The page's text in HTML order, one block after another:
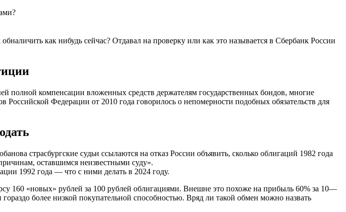
как нибудь сейчас? Отдавал на проверку или как это называется в Сбербанк России
полной компенсации вложенных средств держателям государственных бондов, многие
Федерации от 2010 года говорилось о непомерности подобных обязательств для
страсбургские судьи ссылаются на отказ России объявить, сколько облигаций 1982 года
оставшимся неизвестными суду».
1992 года — что с ними делать в 2024 году.
160 «новых» рублей за 100 рублей облигациями. Внешне это похоже на прибыль 60% за 10—
более низкой покупательной способностью. Вряд ли такой обмен можно назвать